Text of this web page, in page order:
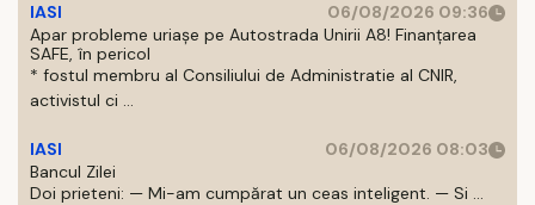
IASI
06/08/2026 09:36
Apar probleme uriașe pe Autostrada Unirii A8! Finanțarea
SAFE, în pericol
* fostul membru al Consiliului de Administratie al CNIR,
activistul ci ...
IASI
06/08/2026 08:03
Bancul Zilei
Doi prieteni: — Mi-am cumpărat un ceas inteligent. — Si ...